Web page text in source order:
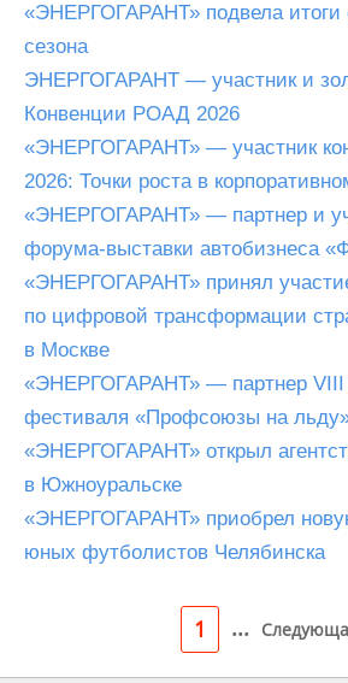
«ЭНЕРГОГАРАНТ» подвела итоги
сезона
ЭНЕРГОГАРАНТ — участник и
Конвенции РОАД 2026
«ЭНЕРГОГАРАНТ» — участник
2026: Точки роста в
«ЭНЕРГОГАРАНТ» — партнер и
форума-выставки автобизнеса
«ЭНЕРГОГАРАНТ» принял
по цифровой трансформации
в Москве
«ЭНЕРГОГАРАНТ» — партнер VIII
фестиваля «Профсоюзы на
«ЭНЕРГОГАРАНТ» открыл
в Южноуральске
«ЭНЕРГОГАРАНТ» приобрел
юных футболистов Челябинска
1 ...